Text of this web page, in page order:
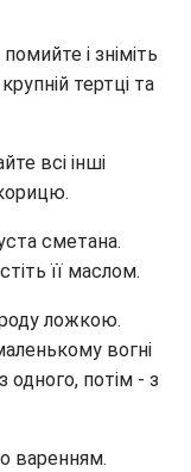
і зніміть
тертці та
всі інші
сметана.
її маслом.
ложкою.
вогні
одного, потім - з
варенням.